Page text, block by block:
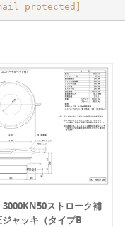
protected]
3000KN50ストローク補
ャッキ（タイプB